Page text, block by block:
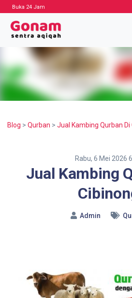
Buka 24 Jam
Blog > Qurban > Jual Kambing Qurban Di
Rabu, 6 Mei 2026
Jual Kambing
Admin